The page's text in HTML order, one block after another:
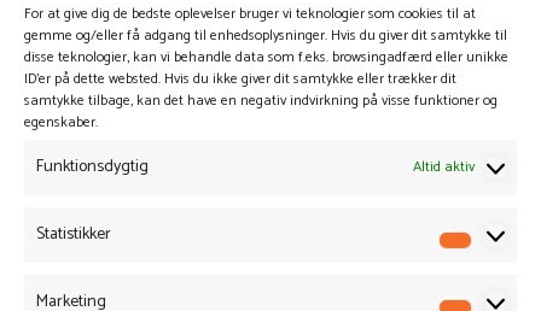
For at give dig de bedste oplevelser bruger vi teknologier som cookies til at
gemme og/eller få adgang til enhedsoplysninger. Hvis du giver dit samtykke til
disse teknologier, kan vi behandle data som f.eks. browsingadfærd eller unikke
ID'er på dette websted. Hvis du ikke giver dit samtykke eller trækker dit
samtykke tilbage, kan det have en negativ indvirkning på visse funktioner og
egenskaber.
Funktionsdygtig Altid aktiv
Statistikker
Marketing
websalg
MortentilPRESSEMEDDELELSE:
Tid til refleksion – planlæg din
svindbekæmpelse